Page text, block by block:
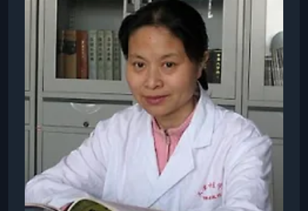
лечить человека, а не болезнь, и обучать
нелекарственным методам
профилактики.Активно преподает, проводит
семинары по